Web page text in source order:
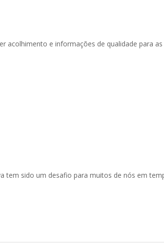
acolhimento e informações de qualidade para
tem sido um desafio para muitos de nós em